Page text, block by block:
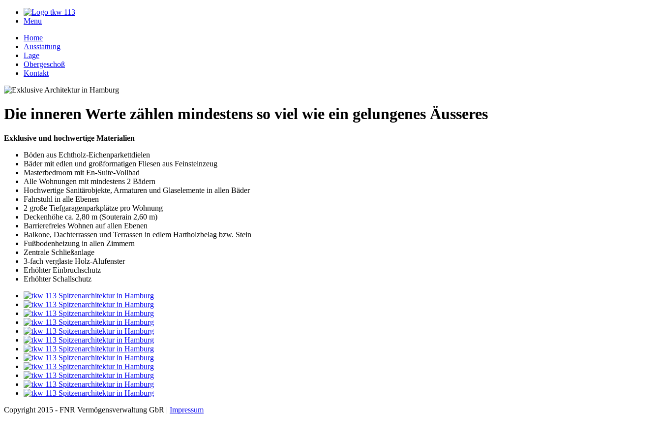
Menu
Home
Ausstattung
Lage
Obergeschoß
Kontakt
Die inneren Werte zählen mindestens so viel wie ein gelungenes Äusseres
Exklusive und hochwertige Materialien
Böden aus Echtholz-Eichenparkettdielen
Bäder mit edlen und großformatigen Fliesen aus Feinsteinzeug
Masterbedroom mit En-Suite-Vollbad
Alle Wohnungen mit mindestens 2 Bädern
Hochwertige Sanitärobjekte, Armaturen und Glaselemente in allen Bäder
Fahrstuhl in alle Ebenen
2 große Tiefgaragenparkplätze pro Wohnung
Deckenhöhe ca. 2,80 m (Souterain 2,60 m)
Barrierefreies Wohnen auf allen Ebenen
Balkone, Dachterrassen und Terrassen in edlem Hartholzbelag bzw. Stein
Fußbodenheizung in allen Zimmern
Zentrale Schließanlage
3-fach verglaste Holz-Alufenster
Erhöhter Einbruchschutz
Erhöhter Schallschutz
Copyright 2015 - FNR Vermögensverwaltung GbR | Impressum